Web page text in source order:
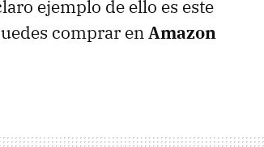
ejemplo de ello es este
comprar enAmazon